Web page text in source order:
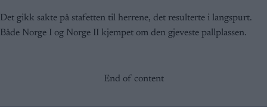
Det gikk sakte på stafetten til herrene, det resulterte i langspurt.
Både Norge I og Norge II kjempet om den gjeveste pallplassen.
End of content